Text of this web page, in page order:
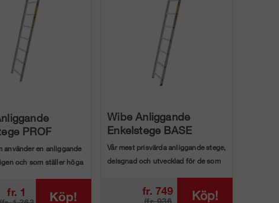
PROF
använder en anliggande
och som ställer höga
fr. 1 Köp!
Wibe Anliggande
Enkelstege BASE
Vår mest prisvärda anliggande stege,
deisgnad och utvecklad för de som
fr. 749 Köp!